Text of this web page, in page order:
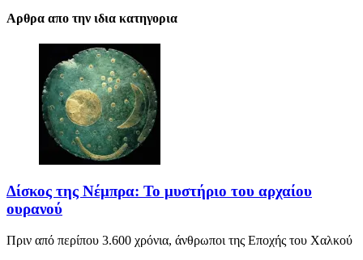
Αρθρα απο την ιδια κατηγορια
Δίσκος της Νέμπρα: Το μυστήριο του αρχαίου
ουρανού
Πριν από περίπου 3.600 χρόνια, άνθρωποι της Εποχής του Χαλκού